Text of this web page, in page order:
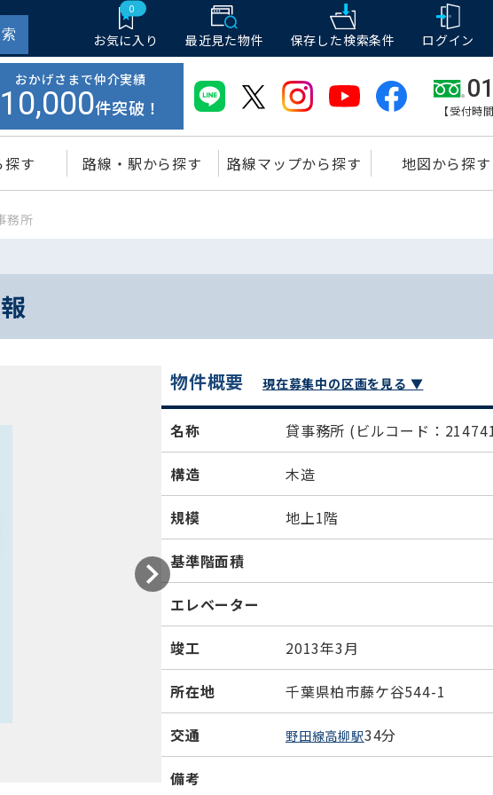
0
お気に入り 最近見た物件 保存した検索条件 ログイン
おかげさまで仲介実績
10,000件突破！ 【受付時
探す 路線・駅から探す 路線マップから探す 地図から探す
務所
物件概要 現在募集中の区画を見る ▼
名称 貸事務所 (ビルコード：
構造 木造
規模 地上1階
基準階面積
エレベーター
竣工 2013年3月
所在地 千葉県柏市藤ケ谷544-1
交通 野田線高柳駅34分
備考